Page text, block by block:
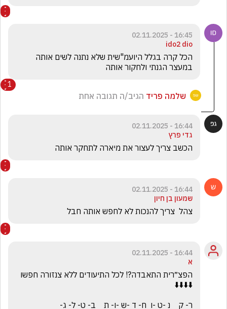
16:45 - 02.11.2025
ido2 dio
במעצר הגנתי ולחקור אותה
1
שלמה פריד הגיב/ה תגובה אחת
16:44 - 02.11.2025
גדי פרץ
הכשב צריך לעצור את מיארה לתחקר אותה
16:44 - 02.11.2025
שמעון בן חיון
צהל  צריך להנכות לא לחפש אותה חבל
16:44 - 02.11.2025
א
ר- ק    נ -ט -ו  ח- ד -ש -ו- ת    ב- ט- ל- ג-